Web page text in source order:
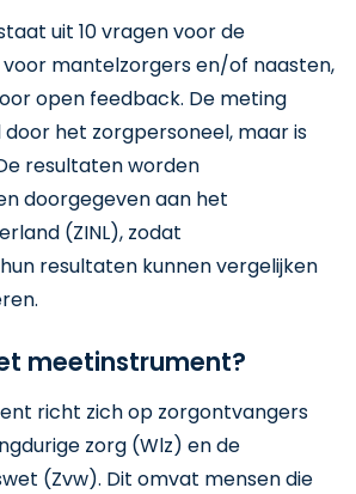
uit 10 vragen voor de
mantelzorgers en/of naasten,
open feedback. De meting
het zorgpersoneel, maar is
resultaten worden
doorgegeven aan het
(ZINL), zodat
resultaten kunnen vergelijken
meetinstrument?
richt zich op zorgontvangers
zorg (Wlz) en de
(Zvw). Dit omvat mensen die